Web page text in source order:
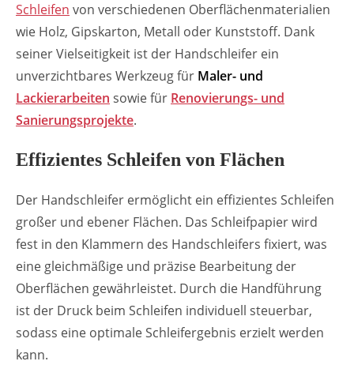
Schleifen von verschiedenen Oberflächenmaterialien
wie Holz, Gipskarton, Metall oder Kunststoff. Dank
seiner Vielseitigkeit ist der Handschleifer ein
unverzichtbares Werkzeug für Maler- und
Lackierarbeiten sowie für Renovierungs- und
Sanierungsprojekte.
Effizientes Schleifen von Flächen
Der Handschleifer ermöglicht ein effizientes Schleifen
großer und ebener Flächen. Das Schleifpapier wird
fest in den Klammern des Handschleifers fixiert, was
eine gleichmäßige und präzise Bearbeitung der
Oberflächen gewährleistet. Durch die Handführung
ist der Druck beim Schleifen individuell steuerbar,
sodass eine optimale Schleifergebnis erzielt werden
kann.